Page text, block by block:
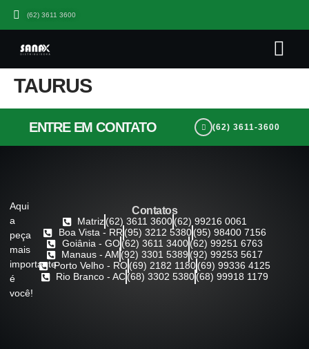
(62) 3611 3600
TAURUS
ENTRE EM CONTATO (62) 3611-3600
Aqui
a
peça
mais
importante
é
você!
Contatos
Matriz(62) 3611 3600(62) 99216 0061
Boa Vista - RR (95) 3212 5380 (95) 98400 7156
Goiânia - GO (62) 3611 3400 (62) 99251 6763
Manaus - AM (92) 3301 5389 (92) 99253 5617
Porto Velho - RO(69) 2182 1180(69) 99336 4125
Rio Branco - AC(68) 3302 5380(68) 99918 1179